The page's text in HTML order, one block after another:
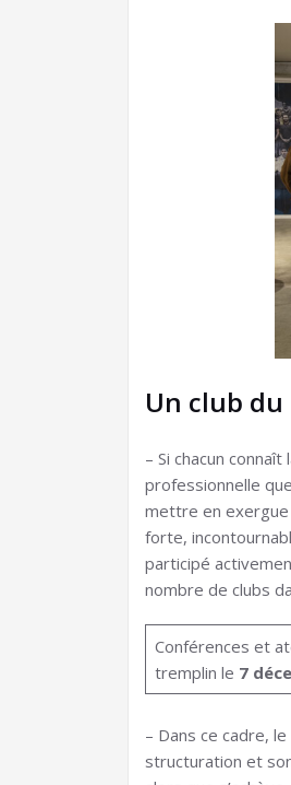
Un club
– Si chacun
professionnelle
mettre en exergue
forte,
participé
nombre de clubs
Conférences et
tremplin le 7
– Dans ce cadre,
structuration et